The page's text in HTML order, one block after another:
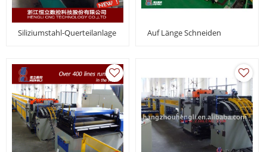
Siliziumstahl-Querteilanlage Auf Länge Schneiden